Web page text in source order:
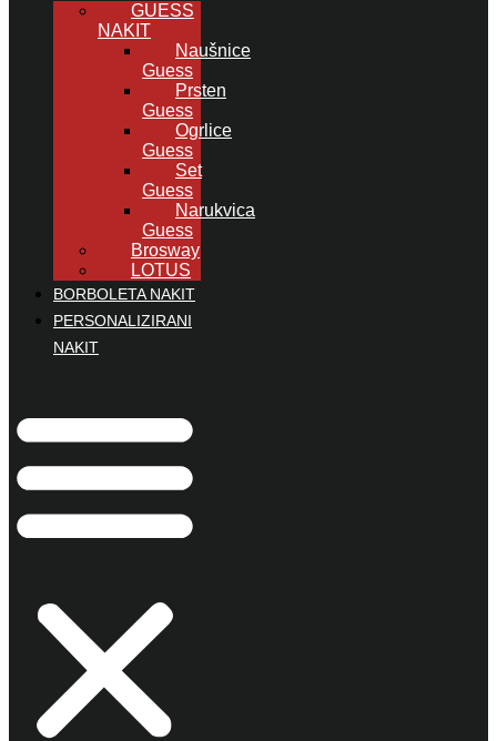
GUESS
NAKIT
Naušnice
Guess
Prsten
Guess
Ogrlice
Guess
Set
Guess
Narukvica
Guess
Brosway
LOTUS
BORBOLETA NAKIT
PERSONALIZIRANI
NAKIT